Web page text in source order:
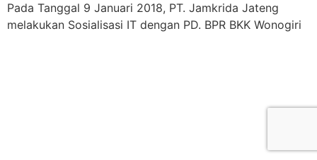
Pada Tanggal 9 Januari 2018, PT. Jamkrida Jateng
melakukan Sosialisasi IT dengan PD. BPR BKK Wonogiri